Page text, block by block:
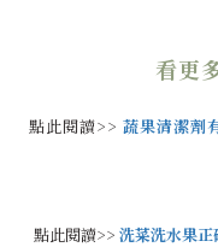
看更
點此閱讀>> 蔬果清潔劑
點此閱讀>> 洗菜洗水果